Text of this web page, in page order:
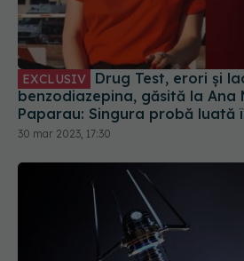
EXCLUSIV
benzodiazepina, găsită la Ana
Paparau: Singura probă luată
instanță! Sunt necesare
30 mar 2023, 17:30